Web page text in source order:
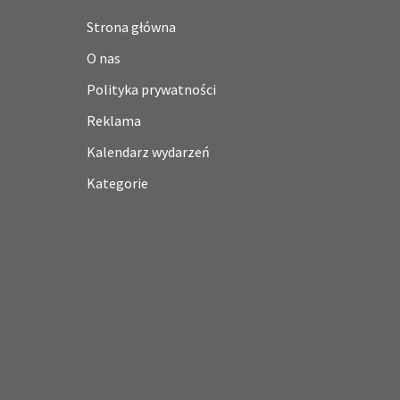
Strona główna
O nas
Polityka prywatności
Reklama
Kalendarz wydarzeń
Kategorie